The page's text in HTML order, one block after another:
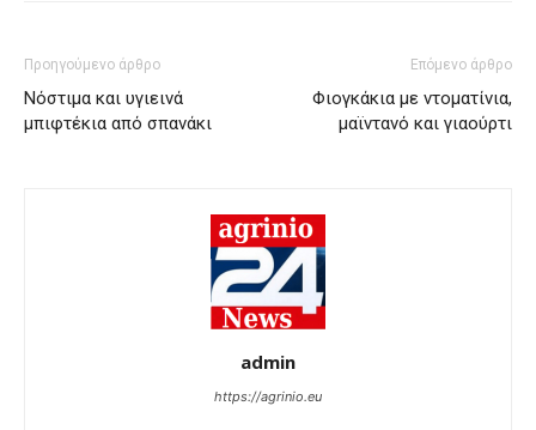
Προηγούμενο άρθρο
Νόστιμα και υγιεινά
μπιφτέκια από σπανάκι
Επόμενο άρθρο
Φιογκάκια με ντοματίνια,
μαϊντανό και γιαούρτι
admin
https://agrinio.eu